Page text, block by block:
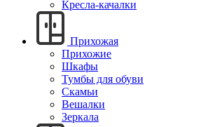
Кресла-качалки
Прихожая
Прихожие
Шкафы
Тумбы для обуви
Скамьи
Вешалки
Зеркала